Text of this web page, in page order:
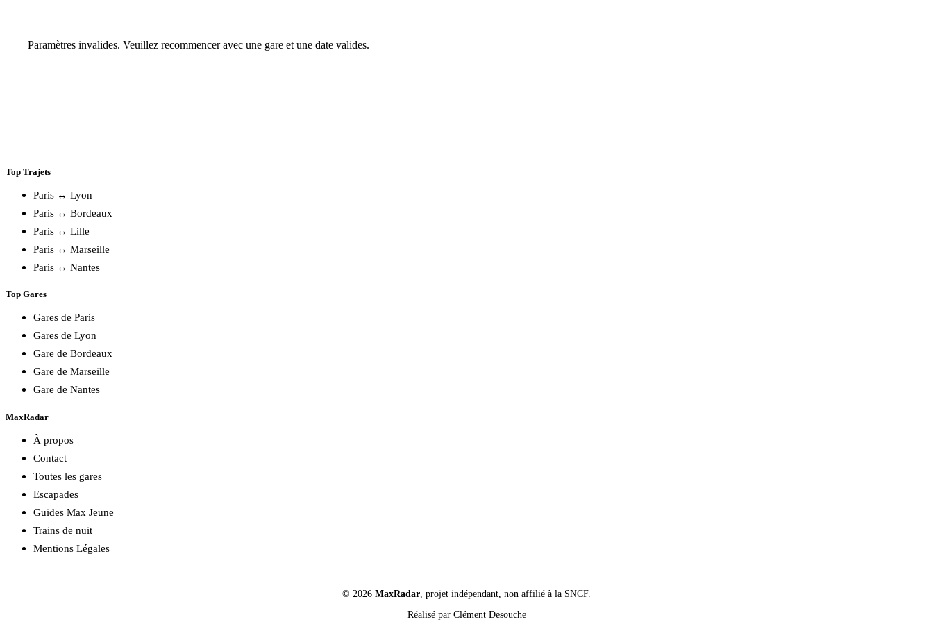
Paramètres invalides. Veuillez recommencer avec une gare et une date valides.
Top Trajets
Paris ↔ Lyon
Paris ↔ Bordeaux
Paris ↔ Lille
Paris ↔ Marseille
Paris ↔ Nantes
Top Gares
Gares de Paris
Gares de Lyon
Gare de Bordeaux
Gare de Marseille
Gare de Nantes
MaxRadar
À propos
Contact
Toutes les gares
Escapades
Guides Max Jeune
Trains de nuit
Mentions Légales
© 2026 MaxRadar , projet indépendant, non affilié à la SNCF.
Réalisé par Clément Desouche